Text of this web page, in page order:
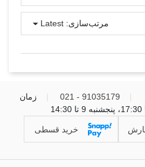
مرتب‌سازی: Latest
91035179 - 021
زمان
خرید قسطی